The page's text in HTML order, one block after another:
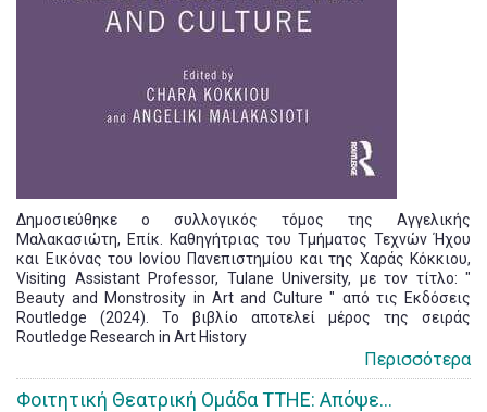
Δημοσιεύθηκε ο συλλογικός τόμος της Αγγελικής
Μαλακασιώτη, Επίκ. Καθηγήτριας του Τμήματος Τεχνών Ήχου
και Εικόνας του Ιονίου Πανεπιστημίου και της Χαράς Κόκκιου,
Visiting Assistant Professor, Tulane University, με τον τίτλο: "
Beauty and Monstrosity in Art and Culture " από τις Εκδόσεις
Routledge (2024). Το βιβλίο αποτελεί μέρος της σειράς
Routledge Research in Art History
Περισσότερα
Φοιτητική Θεατρική Ομάδα ΤΤΗΕ: Απόψε…